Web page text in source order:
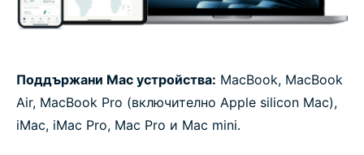
Поддържани Mac устройства: MacBook, MacBook
Air, MacBook Pro (включително Apple silicon Mac),
iMac, iMac Pro, Mac Pro и Mac mini.